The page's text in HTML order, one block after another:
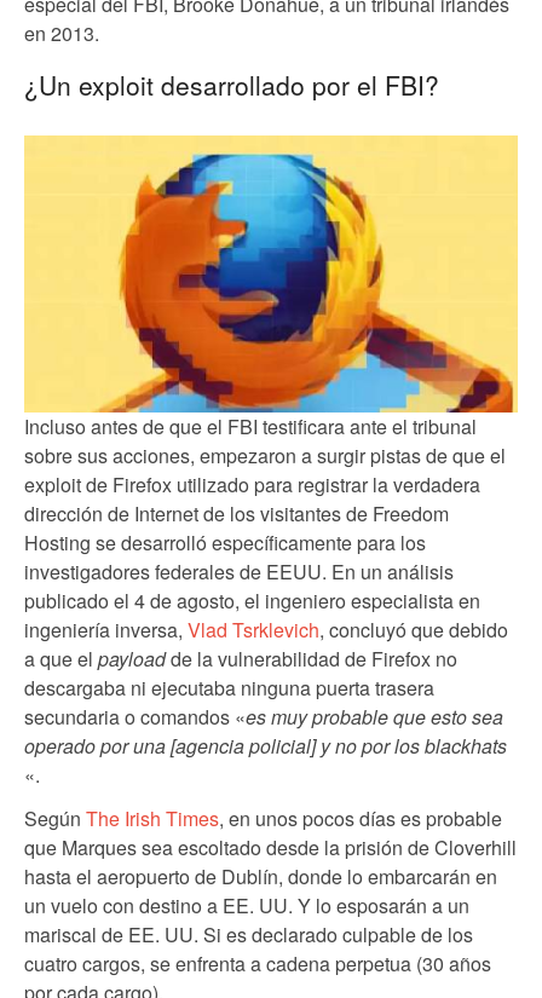
en 2013.
¿Un exploit desarrollado por el FBI?
Incluso antes de que el FBI testificara ante el tribunal
sobre sus acciones, empezaron a surgir pistas de que el
exploit de Firefox utilizado para registrar la verdadera
dirección de Internet de los visitantes de Freedom
Hosting se desarrolló específicamente para los
investigadores federales de EEUU. En un análisis
publicado el 4 de agosto, el ingeniero especialista en
ingeniería inversa, Vlad Tsrklevich, concluyó que debido
a que el payloadde la vulnerabilidad de Firefox no
descargaba ni ejecutaba ninguna puerta trasera
secundaria o comandos «es muy probable que esto sea
operado por una [agencia policial] y no por los blackhats
«.
Según The Irish Times, en unos pocos días es probable
que Marques sea escoltado desde la prisión de Cloverhill
hasta el aeropuerto de Dublín, donde lo embarcarán en
un vuelo con destino a EE. UU. Y lo esposarán a un
mariscal de EE. UU. Si es declarado culpable de los
cuatro cargos, se enfrenta a cadena perpetua (30 años
por cada cargo).